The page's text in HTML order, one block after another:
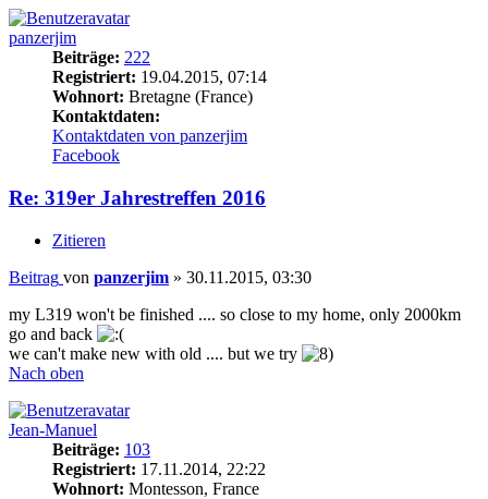
panzerjim
Beiträge: 222
Registriert: 19.04.2015, 07:14
Wohnort: Bretagne (France)
Kontaktdaten:
Kontaktdaten von panzerjim
Facebook
Re: 319er Jahrestreffen 2016
Zitieren
Beitrag von panzerjim » 30.11.2015, 03:30
my L319 won't be finished .... so close to my home, only 2000km
go and back
we can't make new with old .... but we try
Nach oben
Jean-Manuel
Beiträge: 103
Registriert: 17.11.2014, 22:22
Wohnort: Montesson, France